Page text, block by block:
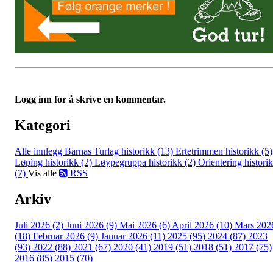
Logg inn for å skrive en kommentar.
Kategori
Alle innlegg Barnas Turlag historikk (13) Ertetrimmen historikk (5)
Løping historikk (2) Løypegruppa historikk (2) Orientering
(7) Vis alle RSS
Arkiv
Juli 2026 (2) Juni 2026 (9) Mai 2026 (6) April 2026 (10) Mars
(18) Februar 2026 (9) Januar 2026 (11) 2025 (95) 2024 (87) 2023
(93) 2022 (88) 2021 (67) 2020 (41) 2019 (51) 2018 (51) 2017 (75)
2016 (85) 2015 (70)